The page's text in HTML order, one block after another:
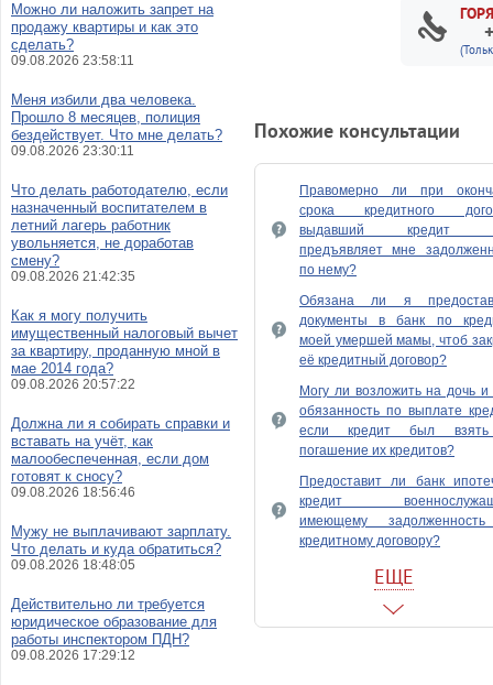
Похожие консультации
Правомерно ли при
срока кредитного
выдавший кредит
предъявляет мне
по нему?
Обязана ли я
документы в банк по
моей умершей мамы, чтоб
её кредитный договор?
Могу ли возложить на дочь и
обязанность по выплате
если кредит был
погашение их кредитов?
Предоставит ли банк
кредит
имеющему
кредитному договору?
Может ли должник во
порядке добиться от
уменьшения общей
платежей по
ЕЩЕ
Можно ли наложить запрет на
продажу квартиры и как это
сделать?
09.08.2026 23:58:11
Меня избили два человека.
Прошло 8 месяцев, полиция
бездействует. Что мне делать?
09.08.2026 23:30:11
Что делать работодателю, если
назначенный воспитателем в
летний лагерь работник
увольняется, не доработав
смену?
09.08.2026 21:42:35
Как я могу получить
имущественный налоговый вычет
за квартиру, проданную мной в
мае 2014 года?
09.08.2026 20:57:22
Должна ли я собирать справки и
вставать на учёт, как
малообеспеченная, если дом
готовят к сносу?
09.08.2026 18:56:46
Мужу не выплачивают зарплату.
Что делать и куда обратиться?
09.08.2026 18:48:05
Действительно ли требуется
юридическое образование для
работы инспектором ПДН?
09.08.2026 17:29:12